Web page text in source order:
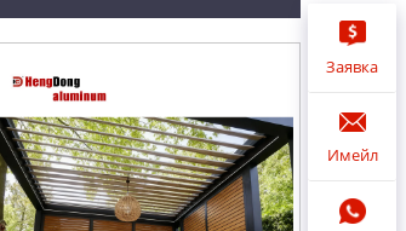
градина за пространство,
Заявка
Имейл